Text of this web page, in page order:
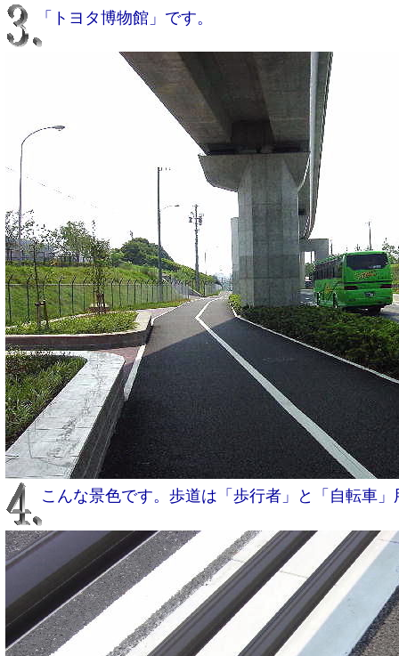
こんな景色です。歩道は「歩行者」と「自転車
「トヨタ博物館」です。